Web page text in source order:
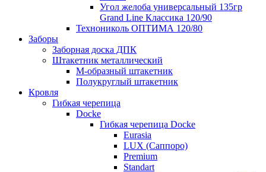
Угол желоба универсальный 135гр
Grand Line Классика 120/90
Технониколь ОПТИМА 120/80
Заборы
Заборная доска ДПК
Штакетник металлический
М-образный штакетник
Полукруглый штакетник
Кровля
Гибкая черепица
Docke
Гибкая черепица Docke
Eurasia
LUX (Саппоро)
Premium
Standart